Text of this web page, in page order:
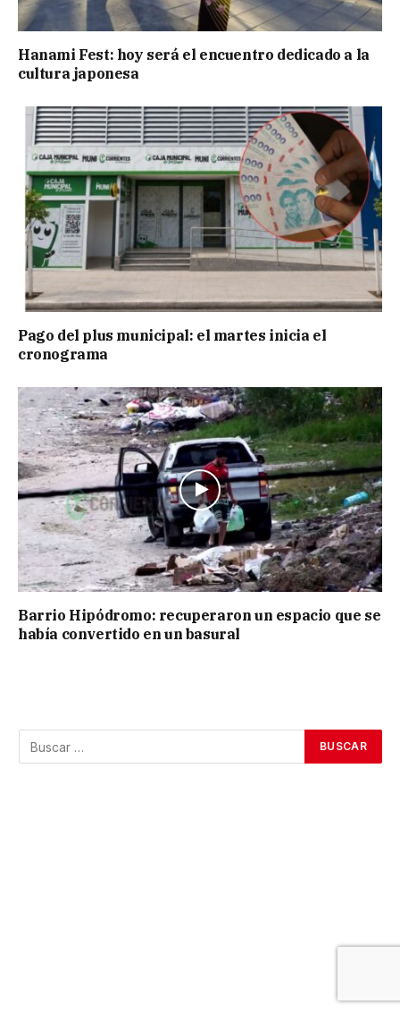
Hanami Fest: hoy será el encuentro dedicado a la
cultura japonesa
Pago del plus municipal: el martes inicia el
cronograma
Barrio Hipódromo: recuperaron un espacio que se
había convertido en un basural